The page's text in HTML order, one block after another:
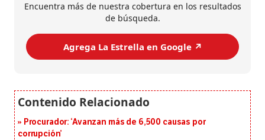
Encuentra más de nuestra cobertura en los resultados
de búsqueda.
Agrega La Estrella en Google ↗️
Procurador: ‘Avanzan más de 6,500 causas por
corrupción’